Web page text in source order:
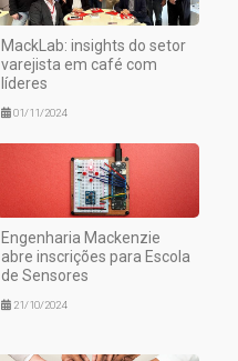
MackLab: insights do setor
varejista em café com
líderes
01/11/2024
Engenharia Mackenzie
abre inscrições para Escola
de Sensores
21/10/2024